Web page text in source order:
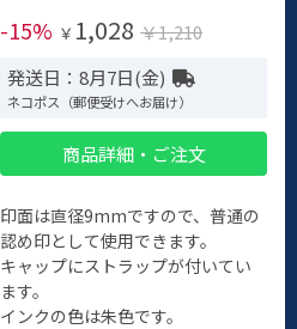
-15% ￥ 1,028 ￥1,210
発送日：8月7日(金)
ネコポス（郵便受けへお届け）
商品詳細・ご注文
印面は直径9mmですので、普通の
認め印として使用できます。
キャップにストラップが付いてい
ます。
インクの色は朱色です。